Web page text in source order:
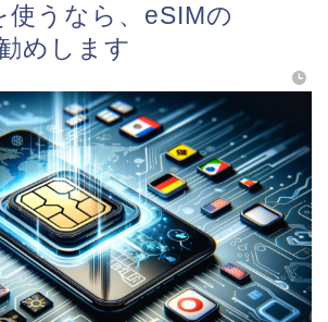
使うなら、eSIMの
めします